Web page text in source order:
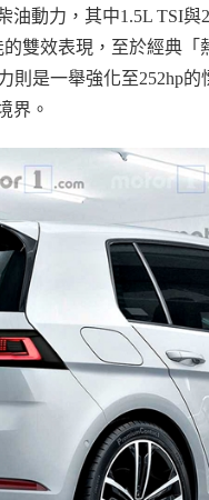
油動力，其中1.5L TSI與
雙效表現，至於經典「
則是一舉強化至252hp的
界。